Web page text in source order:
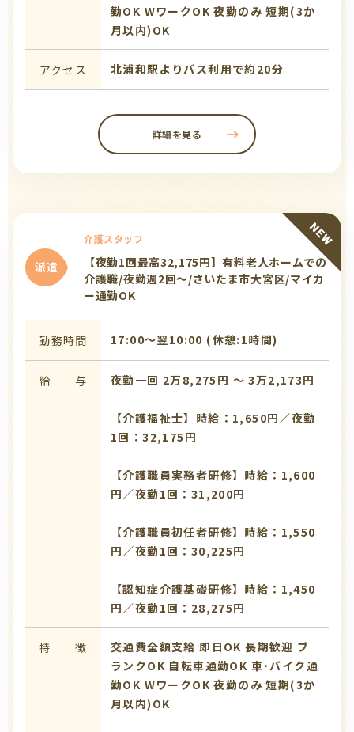
勤OK WワークOK 夜勤のみ 短期(3か
月以内)OK
アクセス 北浦和駅よりバス利用で約20分
詳細を見る
派遣
介護スタッフ
【夜勤1回最高32,175円】有料老人ホームでの
介護職/夜勤週2回～/さいたま市大宮区/マイカ
ー通勤OK
勤務時間 17:00〜翌10:00 (休憩:1時間)
給 与 夜勤一回 2万8,275円 〜 3万2,173円
【介護福祉士】時給：1,650円／夜勤
1回：32,175円
【介護職員実務者研修】時給：1,600
円／夜勤1回：31,200円
【介護職員初任者研修】時給：1,550
円／夜勤1回：30,225円
【認知症介護基礎研修】時給：1,450
円／夜勤1回：28,275円
特 徴 交通費全額支給 即日OK 長期歓迎 ブ
ランクOK 自転車通勤OK 車･バイク通
勤OK WワークOK 夜勤のみ 短期(3か
月以内)OK